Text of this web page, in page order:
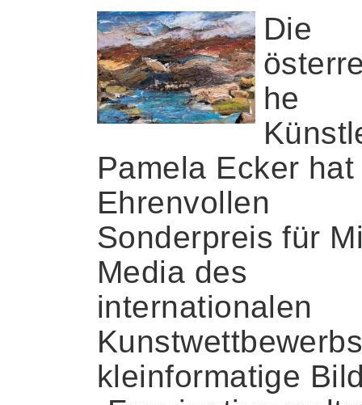
Die
he
Pamela Ecker
Ehrenvollen
Sonderpreis für
Media des
internationalen
kleinformatige